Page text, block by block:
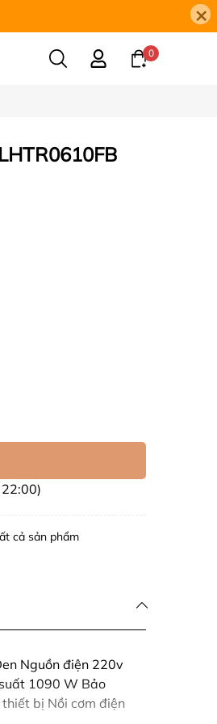
×
0
cả sản phẩm
Nguồn điện 220v
1090 W Bảo
bị Nồi cơm điện